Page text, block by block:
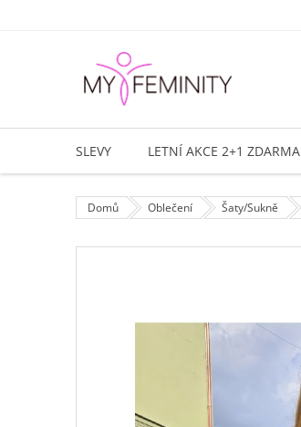
SLEVY LETNÍ AKCE 2+1 ZDARMA
Domů Oblečení Šaty/Sukně